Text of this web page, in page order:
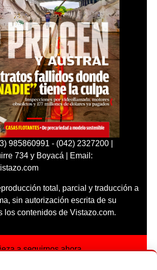
985860991 - (042) 2327200 |
734 y Boyacá | Email:
total, parcial y traducción a
sin autorización escrita de su
los contenidos de Vistazo.com.
a seguirnos ahora